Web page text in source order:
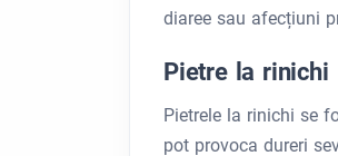
diaree sau afecțiuni
Pietre la rinichi
Pietrele la rinichi se
pot provoca dureri